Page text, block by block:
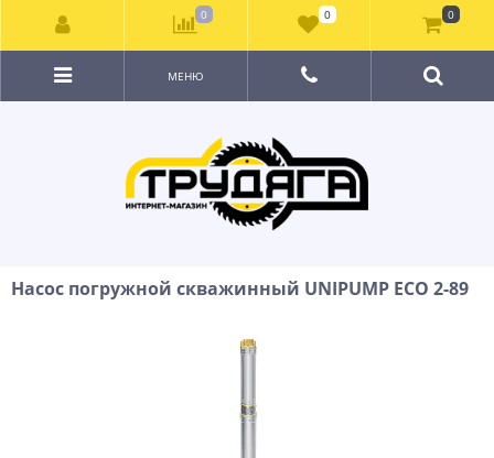
МЕНЮ
Насос погружной скважинный UNIPUMP ECO 2-89
0 0 0